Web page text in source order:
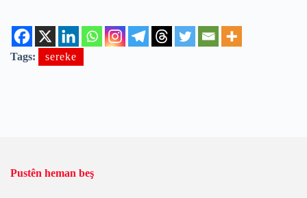
Tags: sereke
Pustên heman beş